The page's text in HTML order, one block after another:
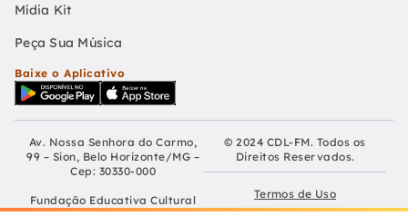
Mídia Kit
Peça Sua Música
Baixe o Aplicativo
Av. Nossa Senhora do Carmo,
99 – Sion, Belo Horizonte/MG –
Cep: 30330-000
Fundação Educativa Cultural
© 2024 CDL-FM. Todos os
Direitos Reservados.
Termos de Uso